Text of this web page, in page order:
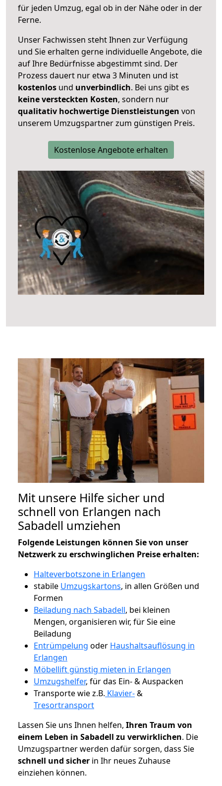
für jeden Umzug, egal ob in der Nähe oder in der
Ferne.
Unser Fachwissen steht Ihnen zur Verfügung
und Sie erhalten gerne individuelle Angebote, die
auf Ihre Bedürfnisse abgestimmt sind. Der
Prozess dauert nur etwa 3 Minuten und ist
kostenlos und unverbindlich. Bei uns gibt es
keine versteckten Kosten, sondern nur
qualitativ hochwertige Dienstleistungen von
unserem Umzugspartner zum günstigen Preis.
Kostenlose Angebote erhalten
Mit unsere Hilfe sicher und
schnell von Erlangen nach
Sabadell umziehen
Folgende Leistungen können Sie von unser
Netzwerk zu erschwinglichen Preise erhalten:
Halteverbotszone in Erlangen
stabile Umzugskartons, in allen Größen und
Formen
Beiladung nach Sabadell, bei kleinen
Mengen, organisieren wir, für Sie eine
Beiladung
Entrümpelung oder Haushaltsauflösung in
Erlangen
Möbellift günstig mieten in Erlangen
Umzugshelfer, für das Ein- & Auspacken
Transporte wie z.B. Klavier-&
Tresortransport
Lassen Sie uns Ihnen helfen, Ihren Traum von
einem Leben in Sabadell zu verwirklichen. Die
Umzugspartner werden dafür sorgen, dass Sie
schnell und sicher in Ihr neues Zuhause
einziehen können.